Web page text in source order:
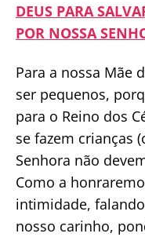
DEUS PARA
POR NOSSA
Para a nossa Mãe
ser pequenos,
para o Reino dos
se fazem crianças
Senhora não
Como a
intimidade,
nosso carinho,